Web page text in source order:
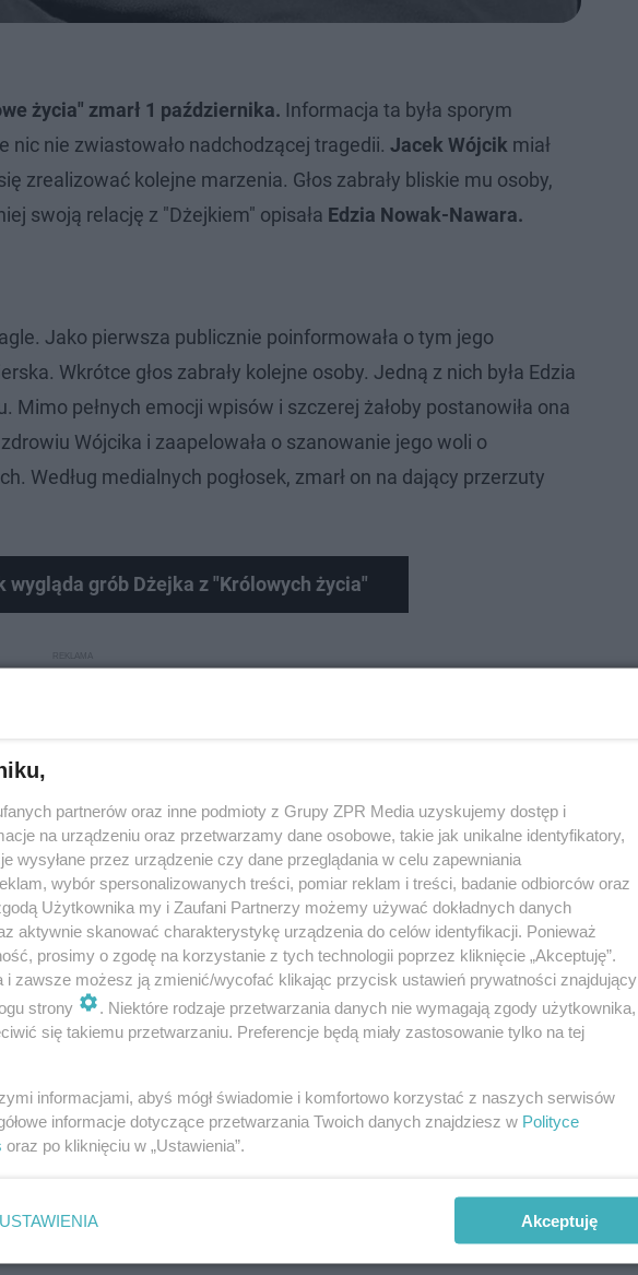
życia" zmarł 1 października. Informacja ta była sporym
nic nie zwiastowało nadchodzącej tragedii. Jacek Wójcik miał
zrealizować kolejne marzenia. Głos zabrały bliskie mu osoby,
swoją relację z "Dżejkiem" opisała Edzia Nowak-Nawara.
Jako pierwsza publicznie poinformowała o tym jego
Wkrótce głos zabrały kolejne osoby. Jedną z nich była Edzia
pełnych emocji wpisów i szczerej żałoby postanowiła ona
Wójcika i zaapelowała o szanowanie jego woli o
Według medialnych pogłosek, zmarł on na dający przerzuty
wygląda grób Dżejka z "Królowych życia"
tyle marzeń, nowe oferty i to granie
się. Dlaczego, powiedz mi? Wracaj"-
instagramowej relacji.
szczegół na nagrobku Dżejka
ich ostatnia rozmowa
partnerów oraz inne podmioty z Grupy ZPR Media uzyskujemy dostęp i
na urządzeniu oraz przetwarzamy dane osobowe, takie jak unikalne identyfikatory,
wysyłane przez urządzenie czy dane przeglądania w celu zapewniania
wybór spersonalizowanych treści, pomiar reklam i treści, badanie odbiorców oraz
Użytkownika my i Zaufani Partnerzy możemy używać dokładnych danych
aktywnie skanować charakterystykę urządzenia do celów identyfikacji. Ponieważ
prosimy o zgodę na korzystanie z tych technologii poprzez kliknięcie „Akceptuję”.
i zawsze możesz ją zmienić/wycofać klikając przycisk ustawień prywatności znajdujący
strony
. Niektóre rodzaje przetwarzania danych nie wymagają zgody użytkownika,
się takiemu przetwarzaniu. Preferencje będą miały zastosowanie tylko na tej
informacjami, abyś mógł świadomie i komfortowo korzystać z naszych serwisów
informacje dotyczące przetwarzania Twoich danych znajdziesz w Polityce
oraz po kliknięciu w „Ustawienia”.
USTAWIENIA Akceptuję